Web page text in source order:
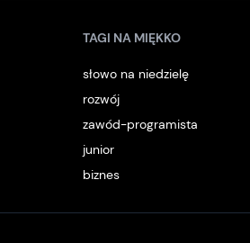
TAGI NA MIĘKKO
słowo na niedzielę
rozwój
zawód-programista
junior
biznes